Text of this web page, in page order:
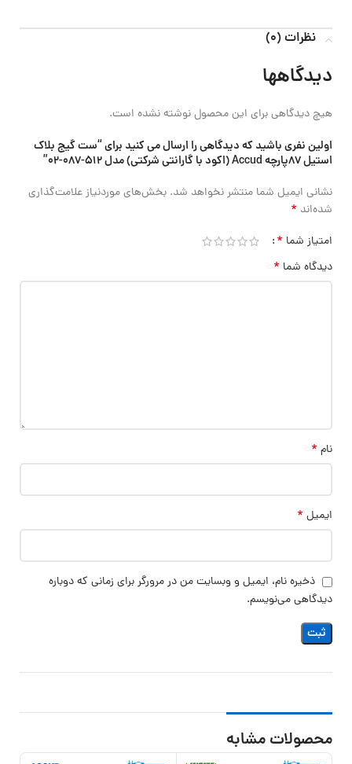
نظرات (0)
دیدگاهها
هیچ دیدگاهی برای این محصول نوشته نشده است.
اولین نفری باشید که دیدگاهی را ارسال می کنید برای “ست گیج بلاک
استیل 87پارچه Accud (اکود با گارانتی شرکتی) مدل 512-087-02”
نشانی ایمیل شما منتشر نخواهد شد. بخش‌های موردنیاز علامت‌گذاری
شده‌اند *
امتیاز شما *
دیدگاه شما *
نام *
ایمیل *
ذخیره نام، ایمیل و وبسایت من در مرورگر برای زمانی که دوباره
دیدگاهی می‌نویسم.
محصولات مشابه